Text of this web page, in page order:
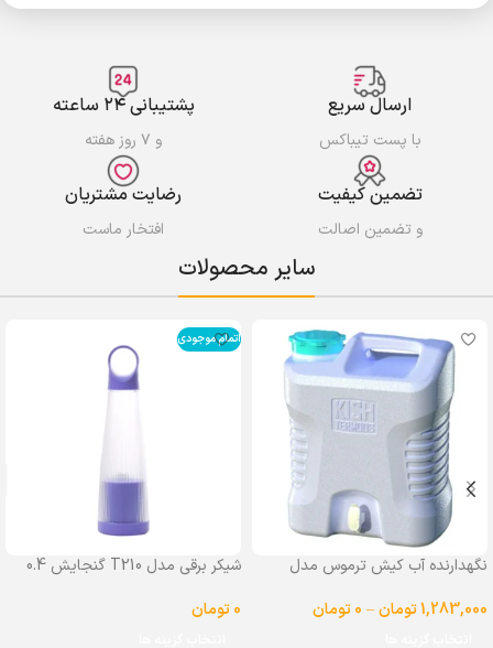
ارسال سریع
با پست تیباکس
پشتیبانی ۲۴ ساعته
و ۷ روز هفته
تضمین کیفیت
و تضمین اصالت
رضایت مشتریان
افتخار ماست
سایر محصولات
نگهدارنده آب کیش ترموس مدل
1,283,000تومان–
0تومان
اتمام موجودی
شیکر برقی مدل T210 گنجایش 0.4
0تومان